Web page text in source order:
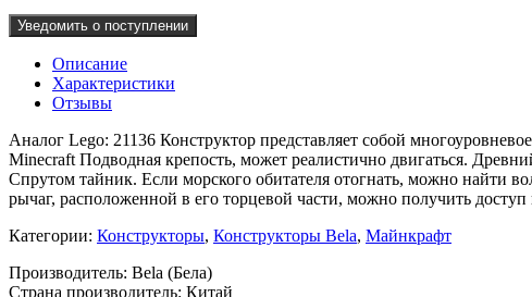
Уведомить о поступлении
Описание
Характеристики
Отзывы
Аналог Lego: 21136 Конструктор представляет собой
Minecraft Подводная крепость, может реалистично двигаться.
Спрутом тайник. Если морского обитателя отогнать, можно найти
рычаг, расположенной в его торцевой части, можно получить
Категории: Конструкторы, Конструкторы Bela, Майнкрафт
Производитель: Bela (Бела)
Страна производитель: Китай